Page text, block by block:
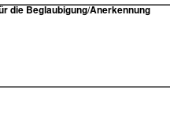
die Beglaubigung/Anerkennung